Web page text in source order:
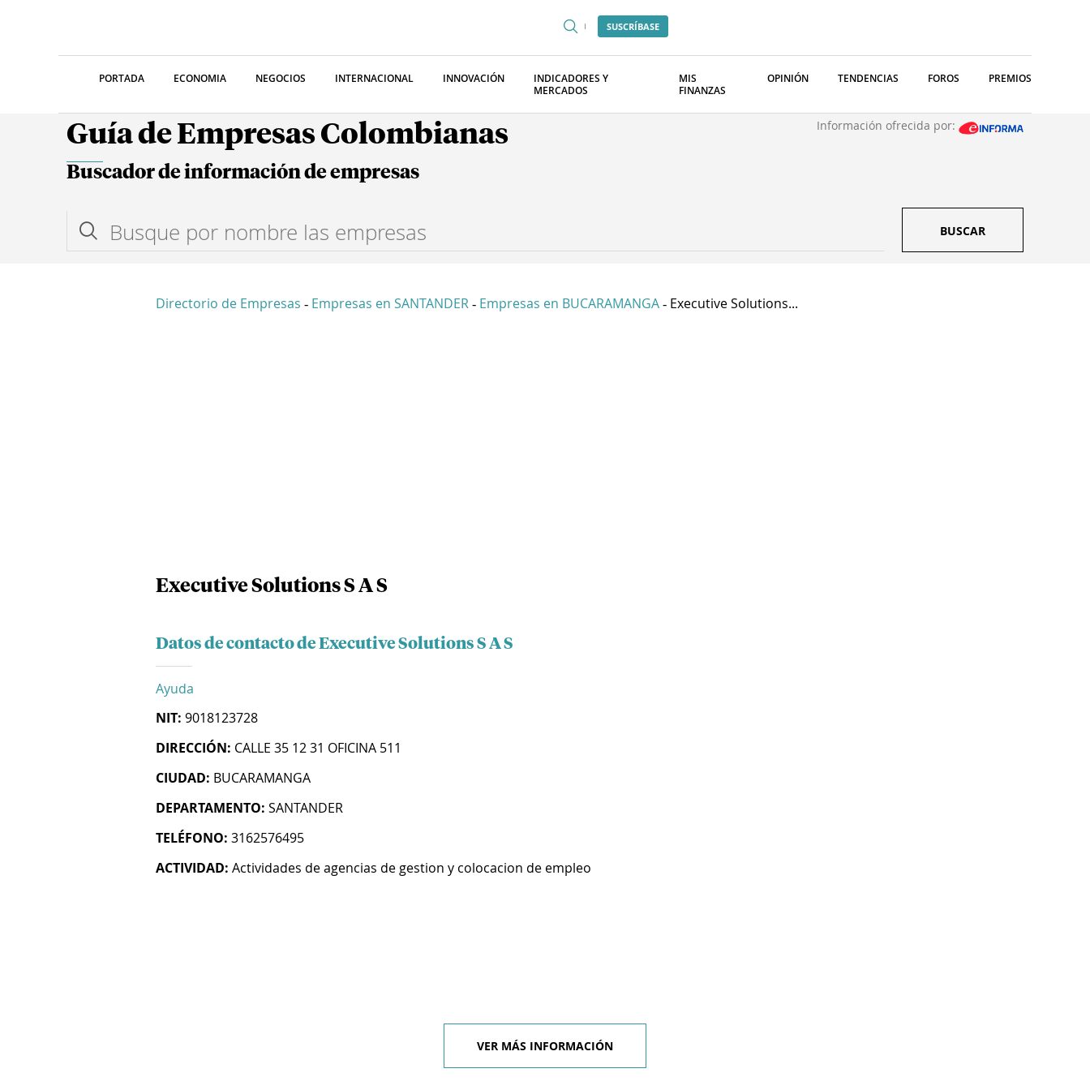
SUSCRÍBASE
PORTADA ECONOMIA NEGOCIOS INTERNACIONAL INNOVACIÓN
INDICADORES Y
MERCADOS
MIS
FINANZAS
OPINIÓN TENDENCIAS FOROS PREMIOS
Guía de Empresas Colombianas Información ofrecida por:
Buscador de información de empresas
BUSCAR
Directorio de Empresas - Empresas en SANTANDER - Empresas en BUCARAMANGA - Executive Solutions...
Executive Solutions S A S
Datos de contacto de Executive Solutions S A S
Ayuda
NIT: 9018123728
DIRECCIÓN: CALLE 35 12 31 OFICINA 511
CIUDAD: BUCARAMANGA
DEPARTAMENTO: SANTANDER
TELÉFONO: 3162576495
ACTIVIDAD: Actividades de agencias de gestion y colocacion de empleo
VER MÁS INFORMACIÓN